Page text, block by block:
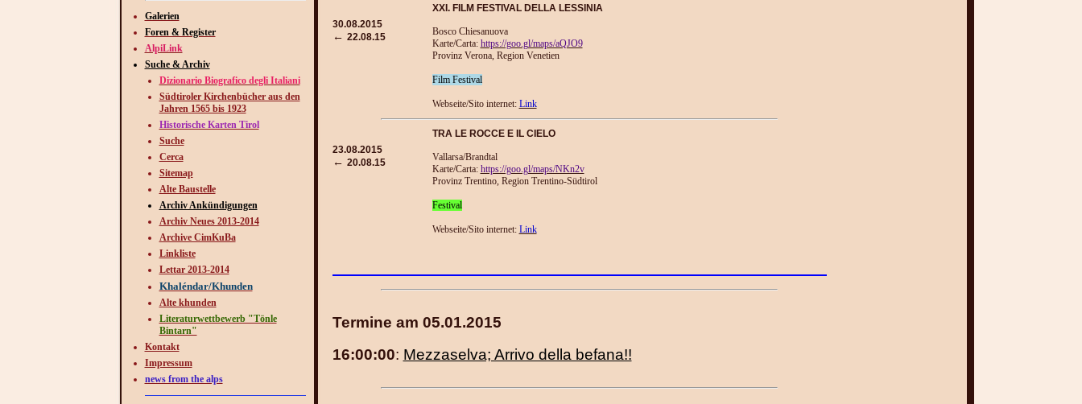
Galerien
Foren & Register
AlpiLink
Suche & Archiv
Dizionario Biografico degli Italiani
Südtiroler Kirchenbücher aus den
Jahren 1565 bis 1923
Historische Karten Tirol
Suche
Cerca
Sitemap
Alte Baustelle
Archiv Ankündigungen
Archiv Neues 2013-2014
Archive CimKuBa
Linkliste
Lettar 2013-2014
Khaléndar/Khunden
Alte khunden
Literaturwettbewerb "Tönle
Bintarn"
Kontakt
Impressum
news from the alps
30.08.2015
← 22.08.15
XXI. FILM FESTIVAL DELLA LESSINIA
Bosco Chiesanuova
Karte/Carta: https://goo.gl/maps/aQJO9
Provinz Verona, Region Venetien
Film Festival
Webseite/Sito internet: Link
23.08.2015
← 20.08.15
TRA LE ROCCE E IL CIELO
Vallarsa/Brandtal
Karte/Carta: https://goo.gl/maps/NKn2v
Provinz Trentino, Region Trentino-Südtirol
Festival
Webseite/Sito internet: Link
Termine am 05.01.2015
16:00:00: Mezzaselva; Arrivo della befana!!